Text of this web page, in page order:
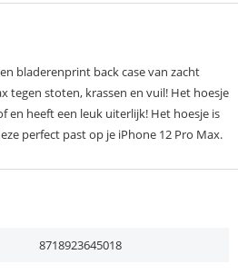
bladerenprint back case van zacht
tegen stoten, krassen en vuil! Het hoesje
en heeft een leuk uiterlijk! Het hoesje is
perfect past op je iPhone 12 Pro Max.
8718923645018